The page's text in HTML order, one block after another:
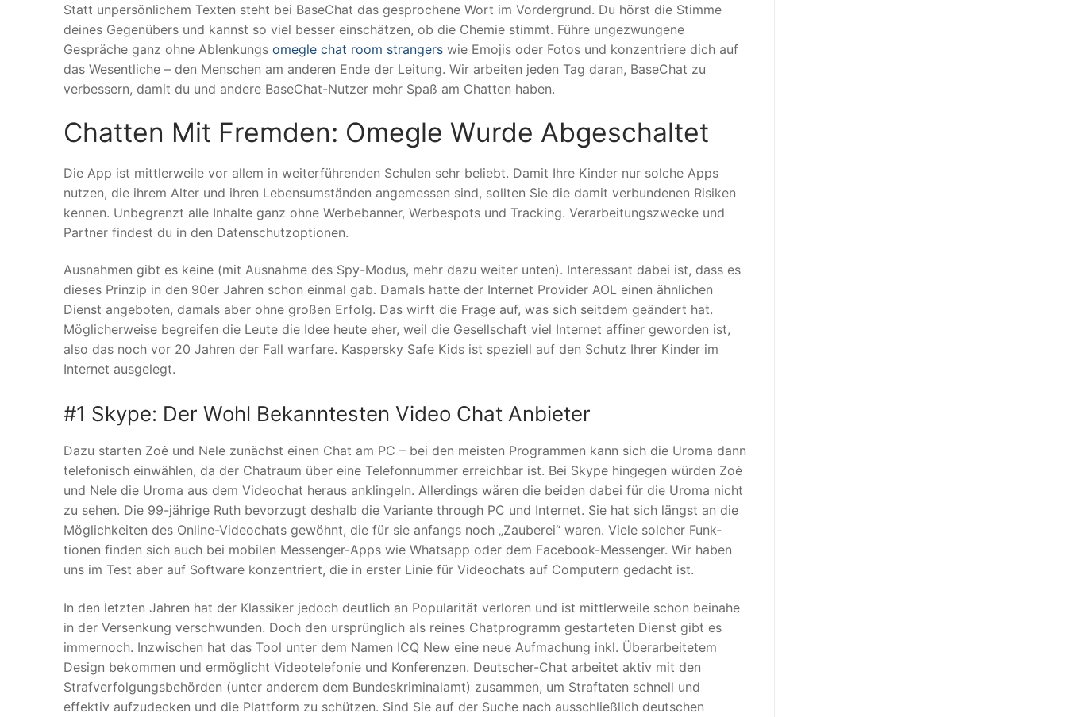
Statt unpersönlichem Texten steht bei BaseChat das gesprochene Wort im Vordergrund. Du hörst die Stimme
deines Gegenübers und kannst so viel besser einschätzen, ob die Chemie stimmt. Führe ungezwungene
Gespräche ganz ohne Ablenkungs omegle chat room strangers wie Emojis oder Fotos und konzentriere dich auf
das Wesentliche – den Menschen am anderen Ende der Leitung. Wir arbeiten jeden Tag daran, BaseChat zu
verbessern, damit du und andere BaseChat-Nutzer mehr Spaß am Chatten haben.
Chatten Mit Fremden: Omegle Wurde Abgeschaltet
Die App ist mittlerweile vor allem in weiterführenden Schulen sehr beliebt. Damit Ihre Kinder nur solche Apps
nutzen, die ihrem Alter und ihren Lebensumständen angemessen sind, sollten Sie die damit verbundenen Risiken
kennen. Unbegrenzt alle Inhalte ganz ohne Werbebanner, Werbespots und Tracking. Verarbeitungszwecke und
Partner findest du in den Datenschutzoptionen.
Ausnahmen gibt es keine (mit Ausnahme des Spy-Modus, mehr dazu weiter unten). Interessant dabei ist, dass es
dieses Prinzip in den 90er Jahren schon einmal gab. Damals hatte der Internet Provider AOL einen ähnlichen
Dienst angeboten, damals aber ohne großen Erfolg. Das wirft die Frage auf, was sich seitdem geändert hat.
Möglicherweise begreifen die Leute die Idee heute eher, weil die Gesellschaft viel Internet affiner geworden ist,
also das noch vor 20 Jahren der Fall warfare. Kaspersky Safe Kids ist speziell auf den Schutz Ihrer Kinder im
Internet ausgelegt.
#1 Skype: Der Wohl Bekanntesten Video Chat Anbieter
Dazu starten Zoė und Nele zunächst einen Chat am PC – bei den meisten Programmen kann sich die Uroma dann
telefo­nisch einwählen, da der Chatraum über eine Telefon­nummer erreich­bar ist. Bei Skype hingegen würden Zoė
und Nele die Uroma aus dem Video­chat heraus anklingeln. Allerdings wären die beiden dabei für die Uroma nicht
zu sehen. Die 99-jährige Ruth bevor­zugt deshalb die Variante through PC und Internet. Sie hat sich längst an die
Möglich­keiten des Online-Video­chats gewöhnt, die für sie anfangs noch „Zauberei“ waren. Viele solcher Funk­
tionen finden sich auch bei mobilen Messenger-Apps wie Whats­app oder dem Facebook-Messenger. Wir haben
uns im Test aber auf Software konzentriert, die in erster Linie für Video­chats auf Computern gedacht ist.
In den letzten Jahren hat der Klassiker jedoch deutlich an Popularität verloren und ist mittlerweile schon beinahe
in der Versenkung verschwunden. Doch den ursprünglich als reines Chatprogramm gestarteten Dienst gibt es
immernoch. Inzwischen hat das Tool unter dem Namen ICQ New eine neue Aufmachung inkl. Überarbeitetem
Design bekommen und ermöglicht Videotelefonie und Konferenzen. Deutscher-Chat arbeitet aktiv mit den
Strafverfolgungsbehörden (unter anderem dem Bundeskriminalamt) zusammen, um Straftaten schnell und
effektiv aufzudecken und die Plattform zu schützen. Sind Sie auf der Suche nach ausschließlich deutschen